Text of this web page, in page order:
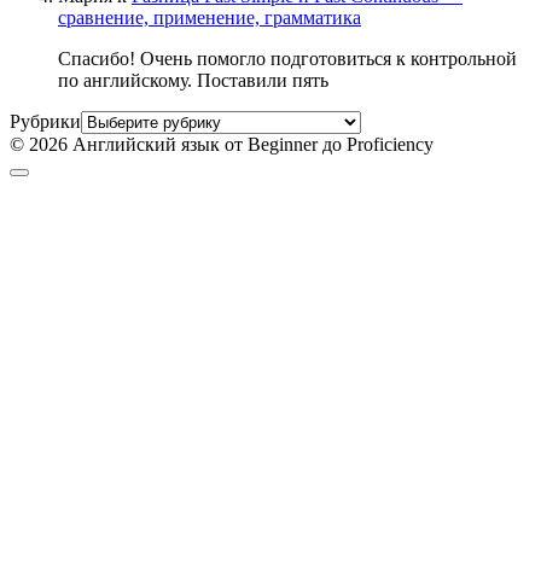
сравнение, применение, грамматика
Спасибо! Очень помогло подготовиться к контрольной
по английскому. Поставили пять
Рубрики
© 2026 Английский язык от Beginner до Proficiency